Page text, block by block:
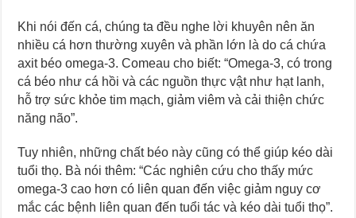
Khi nói đến cá, chúng ta đều nghe lời khuyên nên ăn
nhiều cá hơn thường xuyên và phần lớn là do cá chứa
axit béo omega-3. Comeau cho biết: “Omega-3, có trong
cá béo như cá hồi và các nguồn thực vật như hạt lanh,
hỗ trợ sức khỏe tim mạch, giảm viêm và cải thiện chức
năng não”.
Tuy nhiên, những chất béo này cũng có thể giúp kéo dài
tuổi thọ. Bà nói thêm: “Các nghiên cứu cho thấy mức
omega-3 cao hơn có liên quan đến việc giảm nguy cơ
mắc các bệnh liên quan đến tuổi tác và kéo dài tuổi thọ”.